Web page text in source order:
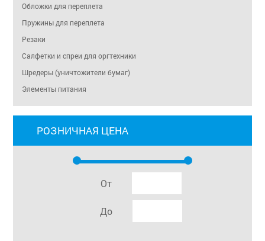
Обложки для переплета
Пружины для переплета
Резаки
Салфетки и спреи для оргтехники
Шредеры (уничтожители бумаг)
Элементы питания
РОЗНИЧНАЯ ЦЕНА
От
До